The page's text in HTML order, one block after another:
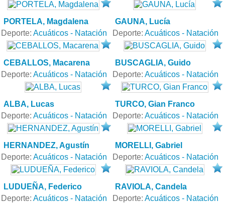
PORTELA, Magdalena
Deporte: Acuáticos - Natación
GAUNA, Lucía
Deporte: Acuáticos - Natación
CEBALLOS, Macarena
Deporte: Acuáticos - Natación
BUSCAGLIA, Guido
Deporte: Acuáticos - Natación
ALBA, Lucas
Deporte: Acuáticos - Natación
TURCO, Gian Franco
Deporte: Acuáticos - Natación
HERNANDEZ, Agustín
Deporte: Acuáticos - Natación
MORELLI, Gabriel
Deporte: Acuáticos - Natación
LUDUEÑA, Federico
Deporte: Acuáticos - Natación
RAVIOLA, Candela
Deporte: Acuáticos - Natación